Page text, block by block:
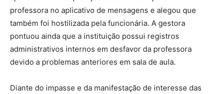
professora no aplicativo de mensagens e alegou que
também foi hostilizada pela funcionária. A gestora
pontuou ainda que a instituição possui registros
administrativos internos em desfavor da professora
devido a problemas anteriores em sala de aula.
Diante do impasse e da manifestação de interesse das